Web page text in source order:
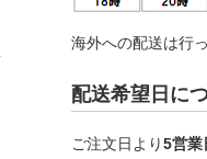
海外への配送は行
配送希望日に
ご注文日より5営業